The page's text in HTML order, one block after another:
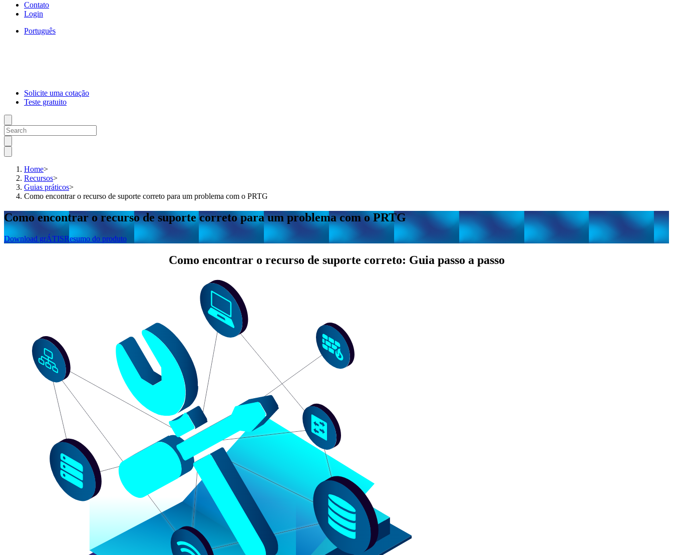
Contato
Login
Português
Solicite uma cotação
Teste gratuito
Home>
Recursos>
Guias práticos>
Como encontrar o recurso de suporte correto para um problema com o PRTG
Como encontrar o recurso de suporte correto para um problema com o PRTG
Download grÁTISResumo do produto
Como encontrar o recurso de suporte correto: Guia passo a passo